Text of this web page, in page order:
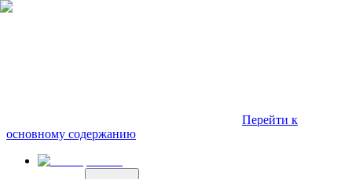
Перейти к
основному содержанию